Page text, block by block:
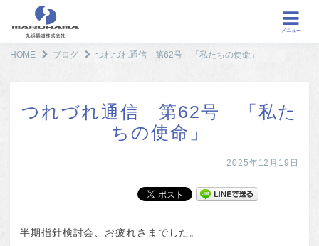
メニュー
HOME ブログ つれづれ通信 第62号 「私たちの使命」
つれづれ通信 第62号 「私た
ちの使命」
2025年12月19日
半期指針検討会、お疲れさまでした。